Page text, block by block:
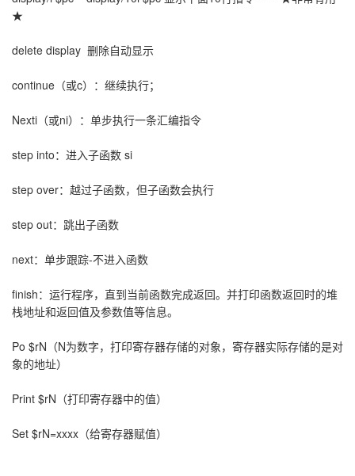
★
delete display 删除自动显示
continue（或c）：继续执行；
Nexti（或ni）：单步执行一条汇编指令
step into：进入子函数 si
step over：越过子函数，但子函数会执行
step out：跳出子函数
next：单步跟踪-不进入函数
finish：运行程序，直到当前函数完成返回。并打印函数返回时的堆
栈地址和返回值及参数值等信息。
Po $rN（N为数字，打印寄存器存储的对象，寄存器实际存储的是对
象的地址）
Print $rN（打印寄存器中的值）
Set $rN=xxxx（给寄存器赋值）